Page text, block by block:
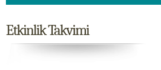
Etkinlik Takvimi